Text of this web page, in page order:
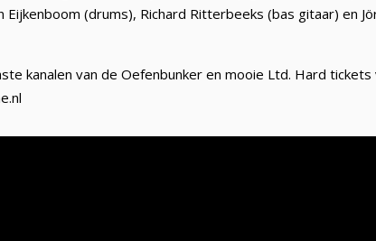
Eijkenboom (drums), Richard Ritterbeeks (bas gitaar) en
kanalen van de Oefenbunker en mooie Ltd. Hard